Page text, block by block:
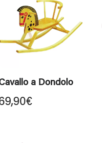
a Dondolo
€